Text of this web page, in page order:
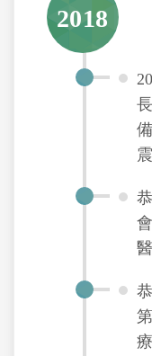
2018